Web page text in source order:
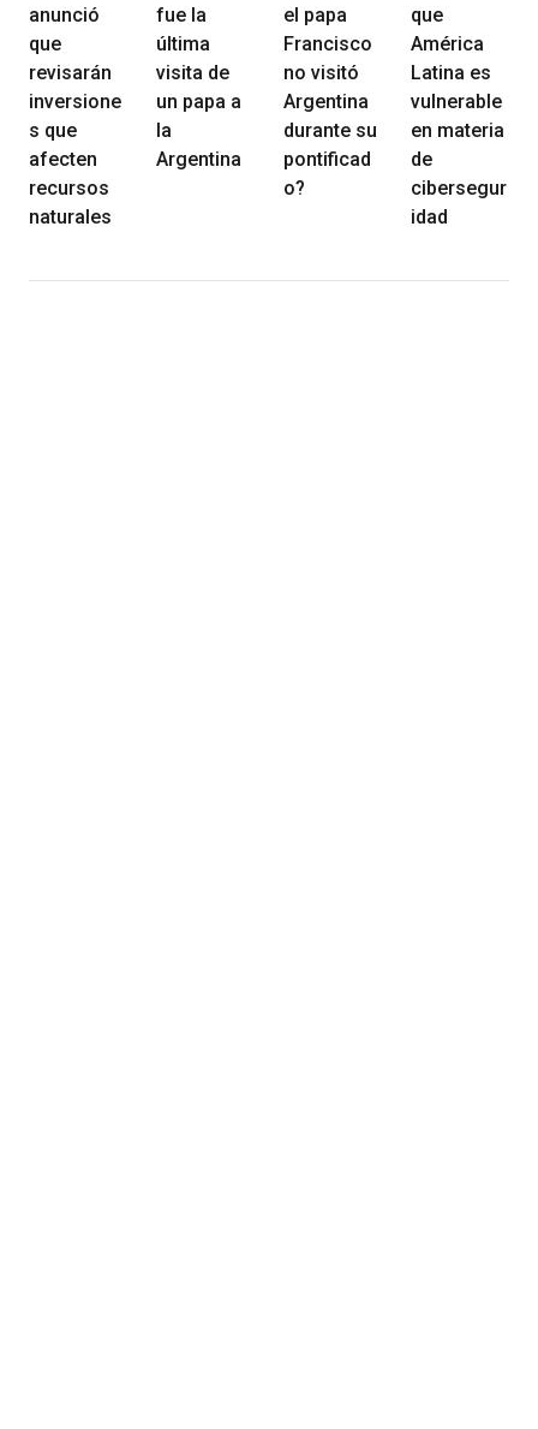
anunció
que
revisarán
inversione
s que
afecten
recursos
naturales
fue la
última
visita de
un papa a
la
Argentina
el papa
Francisco
no visitó
Argentina
durante su
pontificad
o?
que
América
Latina es
vulnerable
en materia
de
cibersegur
idad